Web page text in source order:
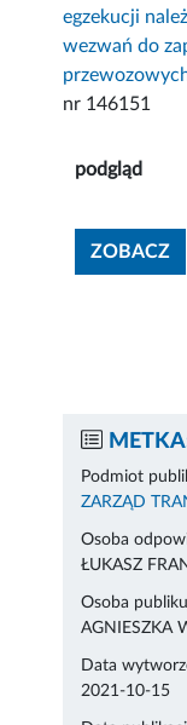
egzekucji
wezwań do
nr 146151
podgląd
ZOBACZ
Podmiot
ZARZĄD
Osoba
ŁUKASZ
Osoba
AGNIESZKA
Data
2021-10-15